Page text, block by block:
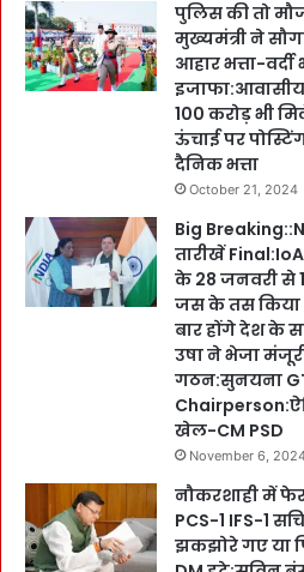
पुलिस की तो
मुख्यमंत्री ने
आहार भत्ता-वर्दी
100 करोड़ भी
ऊंचाई पर
दैनिक भत्ता
October 21, 2024
Big
तारीखें
के 28 जनवरी से
जस के तस किया
बार होंगे देश के
उषा ने भेजा
गठन:सुनयना
खेल-CM PSD
November 6,
नौकरशाही में
PCS-1 IFS-1
झकझोरे गए या